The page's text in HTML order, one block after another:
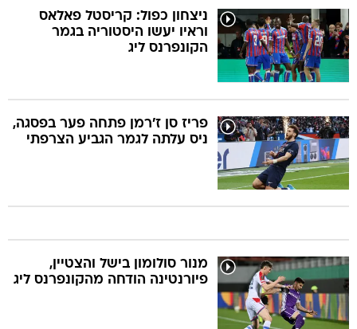
ניצחון כפול: קריסטל פאלאס
וראיו יעשו היסטוריה בגמר
הקונפרנס ליג
פריז סן ז'רמן פתחה פער בפסגה,
ניס עלתה לגמר הגביע הצרפתי
מנור סולומון בישל והצטיין,
פיורנטינה הודחה מהקונפרנס ליג